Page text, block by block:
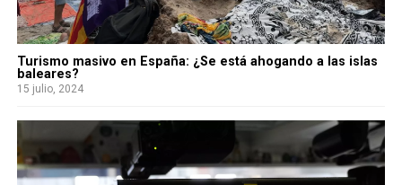
Turismo masivo en España: ¿Se está ahogando a las islas
baleares?
15 julio, 2024